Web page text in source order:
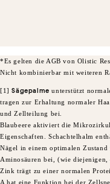
*Es gelten die AGB von Olistic
Nicht kombinierbar mit weiteren
[1]Sägepalme unterstützt
tragen zur Erhaltung normaler
und Zellteilung bei.
Blaubeere aktiviert die
Eigenschaften. Schachtelhalm
Nägel in einem optimalen
Aminosäuren bei, (wie
Zink trägt zu einer normalen
A hat eine Funktion bei der